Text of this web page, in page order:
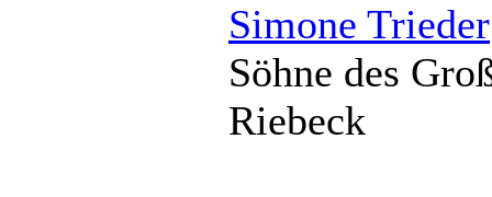
Simone Trieder
Söhne des
Riebeck